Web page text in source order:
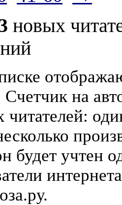
новых
на
читателей:
будет учтен